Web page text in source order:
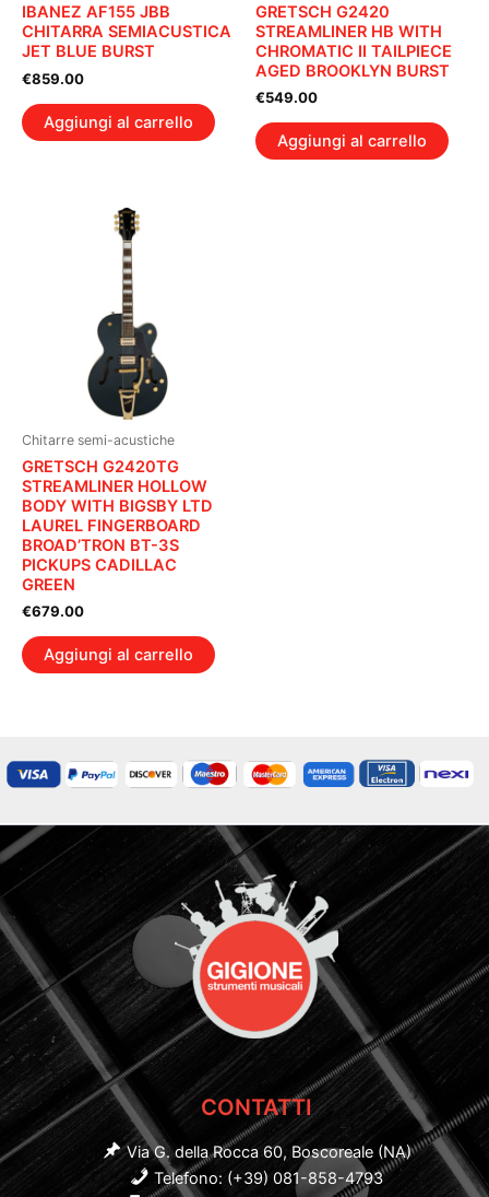
IBANEZ AF155 JBB
CHITARRA SEMIACUSTICA
JET BLUE BURST
€859.00
Aggiungi al carrello
GRETSCH G2420
STREAMLINER HB WITH
CHROMATIC II TAILPIECE
AGED BROOKLYN BURST
€549.00
Aggiungi al carrello
Chitarre semi-acustiche
GRETSCH G2420TG
STREAMLINER HOLLOW
BODY WITH BIGSBY LTD
LAUREL FINGERBOARD
BROAD’TRON BT-3S
PICKUPS CADILLAC
GREEN
€679.00
Aggiungi al carrello
CONTATTI
Via G. della Rocca 60, Boscoreale (NA)
Telefono: (+39) 081-858-4793